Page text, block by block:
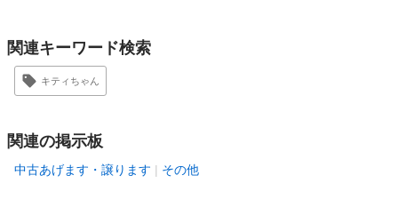
関連キーワード検索
キティちゃん
関連の掲示板
中古あげます・譲ります その他